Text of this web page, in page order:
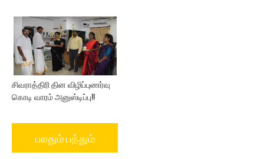
சிவராத்திரி தின விழிப்புணர்வு
கொடி வாரம் அனுஸ்டிப்பு!!
பலதும் பத்தும்